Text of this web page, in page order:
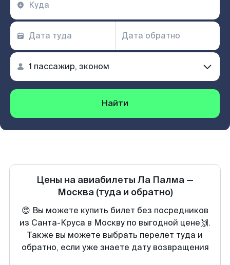
Найти
Цены на авиабилеты Ла Палма —
Москва (туда и обратно)
😍 Вы можете купить билет без посредников
из Санта-Круса в Москву по выгодной цене🙌.
Также вы можете выбрать перелет туда и
обратно, если уже знаете дату возвращения